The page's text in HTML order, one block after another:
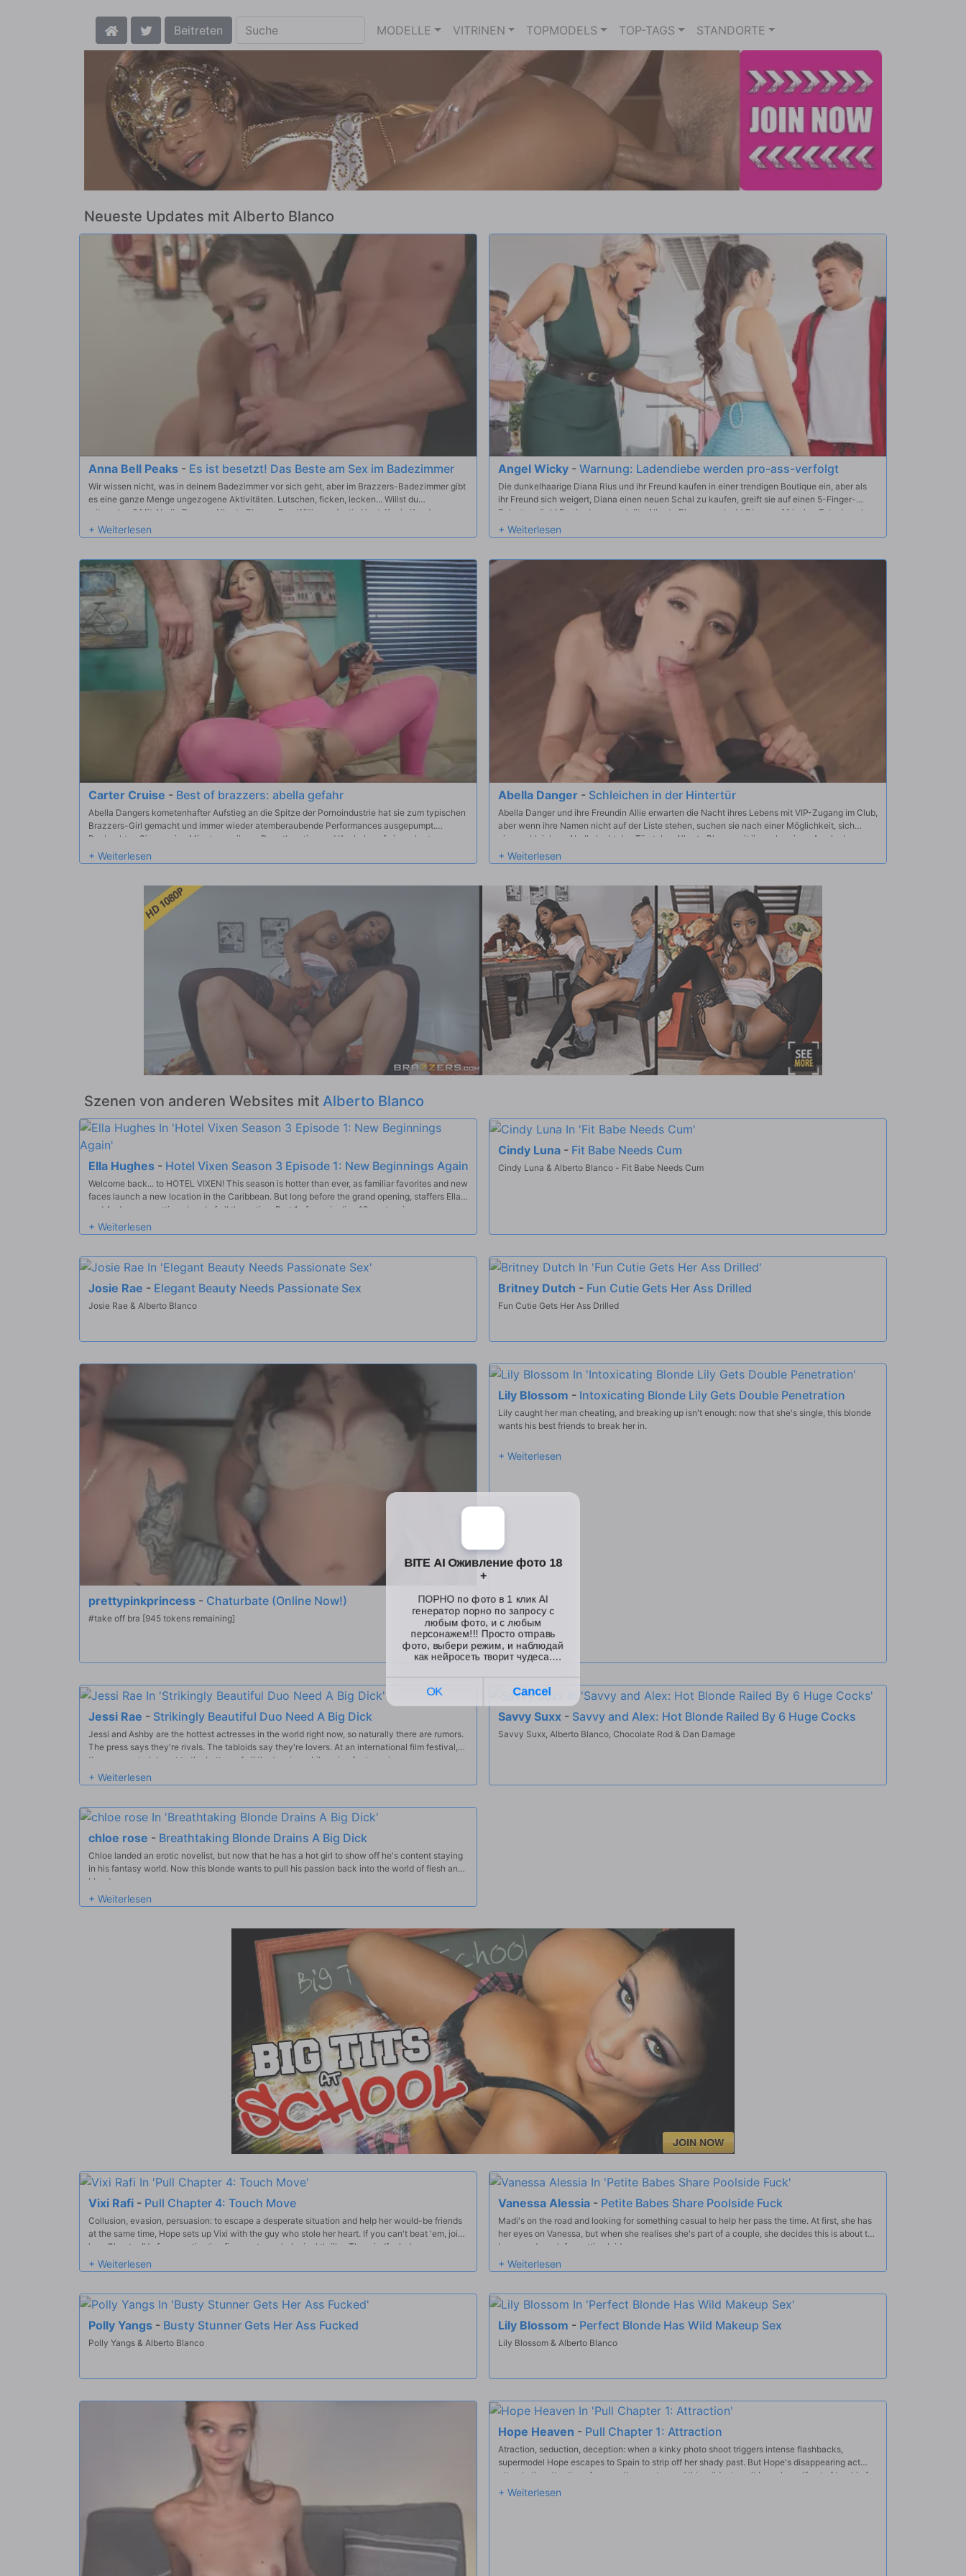
Beitreten MODELLE VITRINEN TOPMODELS TOP-TAGS STANDORTE
Neueste Updates mit Alberto Blanco
Anna Bell Peaks - Es ist besetzt! Das Beste am Sex im Badezimmer
Wir wissen nicht, was in deinem Badezimmer vor sich geht, aber im Brazzers-Badezimmer gibt
es eine ganze Menge ungezogene Aktivitäten. Lutschen, ficken, lecken... Willst du
mitmachen? Mit Abella Danger, Alberto Blanco, Dee Williams, Justin Hunt, Kayla Kayden,
LaSirena69, Small Hands, Anna Bell Peaks, Danny D, JoJo Kiss, Ryan Conner und Jordi.
Angel Wicky - Warnung: Ladendiebe werden pro-ass-verfolgt
Die dunkelhaarige Diana Rius und ihr Freund kaufen in einer trendigen Boutique ein, aber als
ihr Freund sich weigert, Diana einen neuen Schal zu kaufen, greift sie auf einen 5-Finger-
Rabatt zurück! Der Ladenangestellte Alberto Blanco erwischt Diana auf frischer Tat, aber als
sie Alberto ihre großen natürlichen Titten blitzen lässt, schaut er in die andere Richtung.
Filialleiter Angel Wicky geht jedoch hart gegen den Ladendieb vor, als das Sicherheitssystem
erteilen und schleppt sie ins Hinterzimmer, um zu sehen, was Diana in ihrer Yogahose
versteckt hat. Blonde Angel findet einen Analplug, der in Dianas süßem kleinen Arsch steckt,
Alberto mischt sich heimlich in die Action ein und die Boutique verwandelt sich in ein großes
Geheimnis, schlampig, zu dritt direkt vor der Nase von Dianas Freund!
Carter Cruise - Best of brazzers: abella gefahr
Abella Dangers kometenhafter Aufstieg an die Spitze der Pornoindustrie hat sie zum typischen
Brazzers-Girl gemacht und immer wieder atemberaubende Performances ausgepumpt.
Beobachten Sie nur eine Minute von ihrem Deepthroating und Knebeln auf einem harten
Schwanz, oder von ihrer nassen Muschi nehmen ein Stampfen, und es ist offensichtlich, dass
sie wirklich liebt, was sie tut! Sie hat auch einen der beeindruckendsten perfekten Esel, auf
Zusammenstellung voller Hardcore-Sex, lesbischer Action, Dreier und mehr haben wir einige
der schönsten Brazzers-Momente von Abella ausgewählt, indem wir alle Schwänze und
Pussies, die sie handhaben kann, an sich reißen und sich in Richtung eines wilden Orgasmus
nach dem anderen spritzen!
Abella Danger - Schleichen in der Hintertür
Abella Danger und ihre Freundin Allie erwarten die Nacht ihres Lebens mit VIP-Zugang im Club,
aber wenn ihre Namen nicht auf der Liste stehen, suchen sie nach einer Möglichkeit, sich
einzuschleichen. Abella lenkt den Türsteher Alberto Blanco mit ihrem kurvigen Arsch ab,
während ihr Freund sich ohne sie einschleicht und Abella sich selbst einschleichen kann.
Besorgt, dass sie eine unvergessliche Party verpassen wird, verführt Abella Alberto mit einem
Szenen von anderen Websites mit Alberto Blanco
Ella Hughes - Hotel Vixen Season 3 Episode 1: New Beginnings Again
Welcome back... to HOTEL VIXEN! This season is hotter than ever, as familiar favorites and new
faces launch a new location in the Caribbean. But long before the grand opening, staffers Ella
and Audrey are getting ahead of all the action. Part 1 of our sizzling 12-part series.
Cindy Luna - Fit Babe Needs Cum
Cindy Luna & Alberto Blanco - Fit Babe Needs Cum
Josie Rae - Elegant Beauty Needs Passionate Sex
Josie Rae & Alberto Blanco
Britney Dutch - Fun Cutie Gets Her Ass Drilled
Fun Cutie Gets Her Ass Drilled
prettypinkprincess - Chaturbate (Online Now!)
#take off bra [945 tokens remaining]
Lily Blossom - Intoxicating Blonde Lily Gets Double Penetration
Lily caught her man cheating, and breaking up isn't enough: now that she's single, this blonde
wants his best friends to break her in.
Jessi Rae - Strikingly Beautiful Duo Need A Big Dick
Jessi and Ashby are the hottest actresses in the world right now, so naturally there are rumors.
The press says they're rivals. The tabloids say they're lovers. At an international film festival,
these sexy starlets get to the bottom of all the tension while vying for top prize.
Savvy Suxx - Savvy and Alex: Hot Blonde Railed By 6 Huge Cocks
Savvy Suxx, Alberto Blanco, Chocolate Rod & Dan Damage
chloe rose - Breathtaking Blonde Drains A Big Dick
Chloe landed an erotic novelist, but now that he has a hot girl to show off he's content staying
in his fantasy world. Now this blonde wants to pull his passion back into the world of flesh and
blood.
Vixi Rafi - Pull Chapter 4: Touch Move
Collusion, evasion, persuasion: to escape a desperate situation and help her would-be friends
at the same time, Hope sets up Vixi with the guy who stole her heart. If you can't beat 'em, join
'em. Chapter IV of our captivating five-part psychological thriller. The mindfuck deepens on
BLACKED.
Vanessa Alessia - Petite Babes Share Poolside Fuck
Madi's on the road and looking for something casual to help her pass the time. At first, she has
her eyes on Vanessa, but when she realises she's part of a couple, she decides this is about to
be a good week for getting laid.
Polly Yangs - Busty Stunner Gets Her Ass Fucked
Polly Yangs & Alberto Blanco
Lily Blossom - Perfect Blonde Has Wild Makeup Sex
Lily Blossom & Alberto Blanco
Hope Heaven - Pull Chapter 1: Attraction
Atraction, seduction, deception: when a kinky photo shoot triggers intense flashbacks,
supermodel Hope escapes to Spain to strip off her shady past. But Hope's disappearing act
attracts the attention of a smooth operator, and this wildcat can't keep herself out of trouble for
long. Chapter I of our captivating five-part psychological thriller. Catch up with the mindfuck